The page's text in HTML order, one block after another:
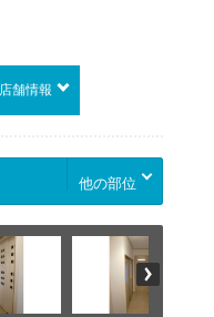
店舗情報
他の部位